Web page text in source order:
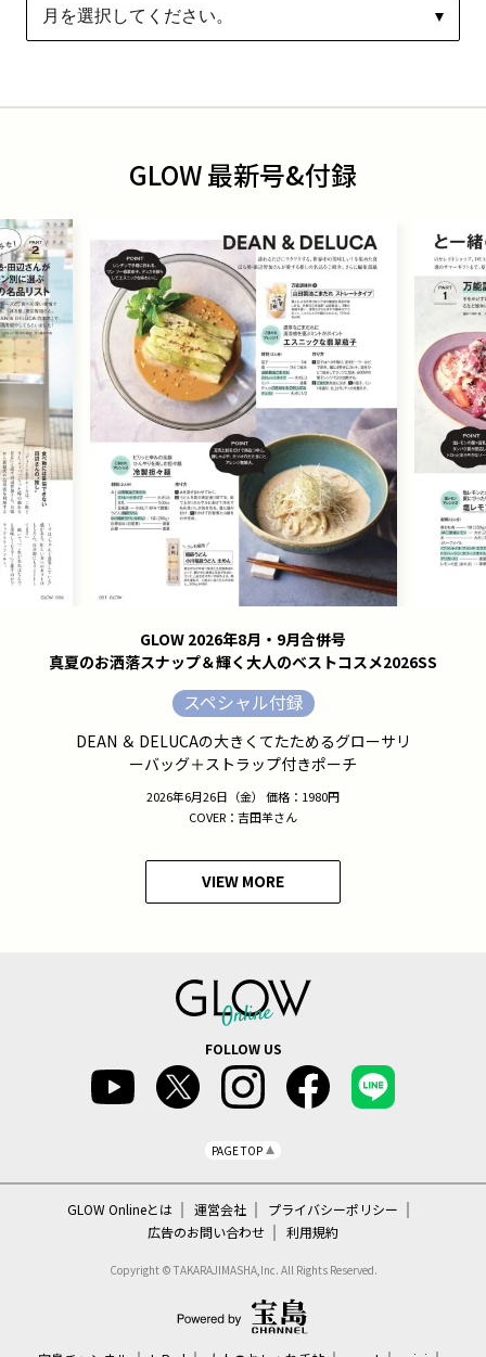
GLOW 最新号&付録
GLOW 2026年8月・9月合併号
真夏のお洒落スナップ＆輝く大人のベストコスメ2026SS
スペシャル付録
DEAN ＆ DELUCAの大きくてたためるグローサリ
ーバッグ＋ストラップ付きポーチ
2026年6月26日（金） 価格：1980円
COVER：吉田羊さん
VIEW MORE
FOLLOW US
PAGE TOP
GLOW Onlineとは 運営会社
プライバシーポリシー
広告のお問い合わせ
利用規約
Copyright © TAKARAJIMASHA,Inc. All Rights Reserved.